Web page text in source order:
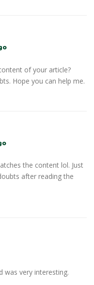
of your article?
Hope you can help me.
the content lol. Just
after reading the
was very interesting.